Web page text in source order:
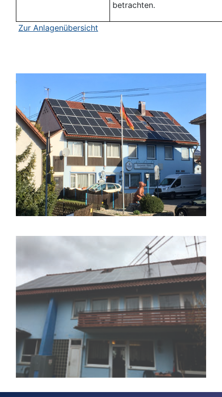
betrachten.
Zur Anlagenübersicht